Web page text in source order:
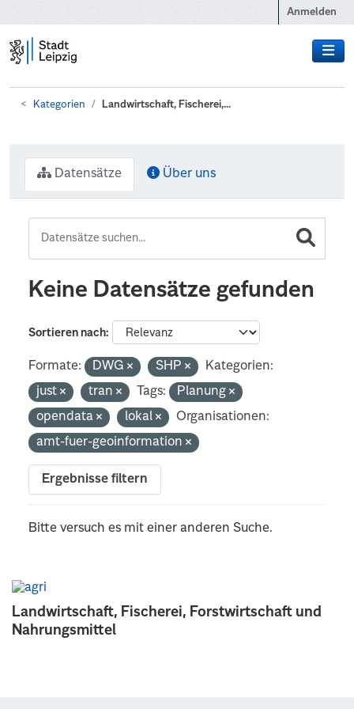
Anmelden
Kategorien Landwirtschaft, Fischerei,...
Landwirtschaft, Fischerei, Forstwirtschaft und
Nahrungsmittel
Datensätze Über uns
Keine Datensätze gefunden
Sortieren nach
Formate: DWG SHP
Kategorien:
just
tran Tags:
Planung
opendata
lokal
Organisationen:
amt-fuer-geoinformation
Ergebnisse filtern
Bitte versuch es mit einer anderen Suche.